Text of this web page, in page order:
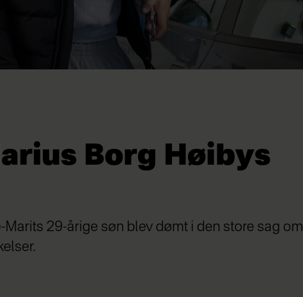
Borg Høibys
Marits 29-årige søn blev dømt i den store sag om